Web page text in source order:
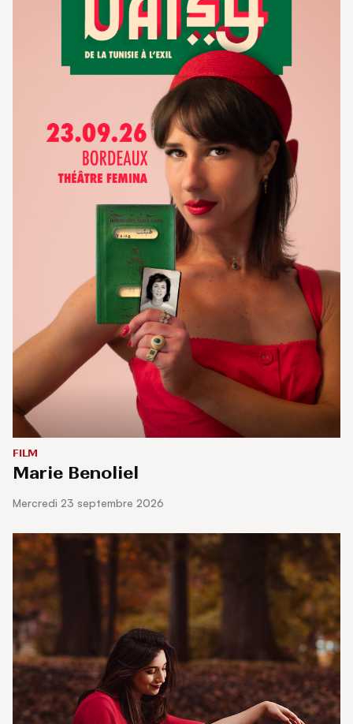
FILM
Marie Benoliel
mercredi 23 septembre 2026